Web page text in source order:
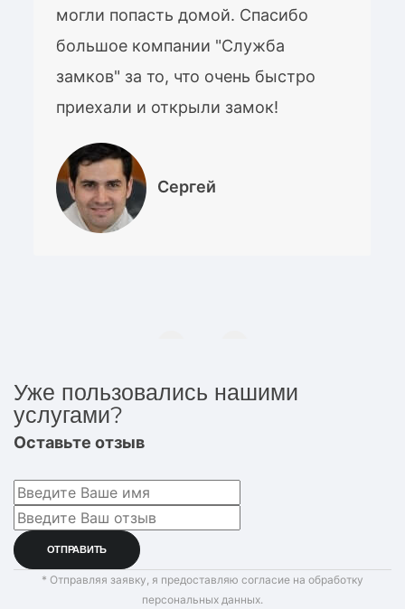
могли попасть домой. Спасибо
большое компании "Служба
замков" за то, что очень быстро
приехали и открыли замок!
Сергей
Уже пользовались нашими
услугами?
Оставьте отзыв
* Отправляя заявку, я предоставляю согласие на обработку
персональных данных.